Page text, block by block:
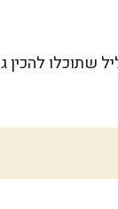
שתוכלו להכין